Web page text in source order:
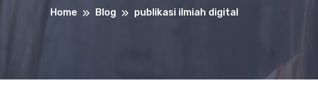
Home Blog publikasi ilmiah digital